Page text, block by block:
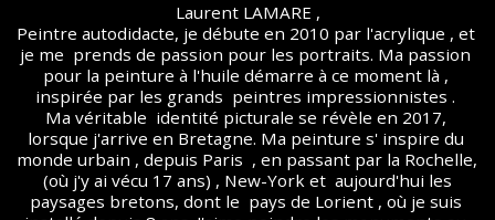
Laurent LAMARE ,
Peintre autodidacte, je débute en 2010 par l'acrylique , et
je me  prends de passion pour les portraits. Ma passion
pour la peinture à l'huile démarre à ce moment là ,
inspirée par les grands  peintres impressionnistes .
Ma véritable  identité picturale se révèle en 2017,
lorsque j'arrive en Bretagne. Ma peinture s' inspire du
monde urbain , depuis Paris  , en passant par la Rochelle,
(où j'y ai vécu 17 ans) , New-York et  aujourd'hui les
paysages bretons, dont le  pays de Lorient , où je suis